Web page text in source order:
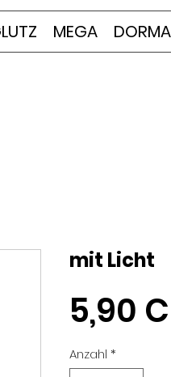
MEGA
mit Licht
5,90
Anzahl *